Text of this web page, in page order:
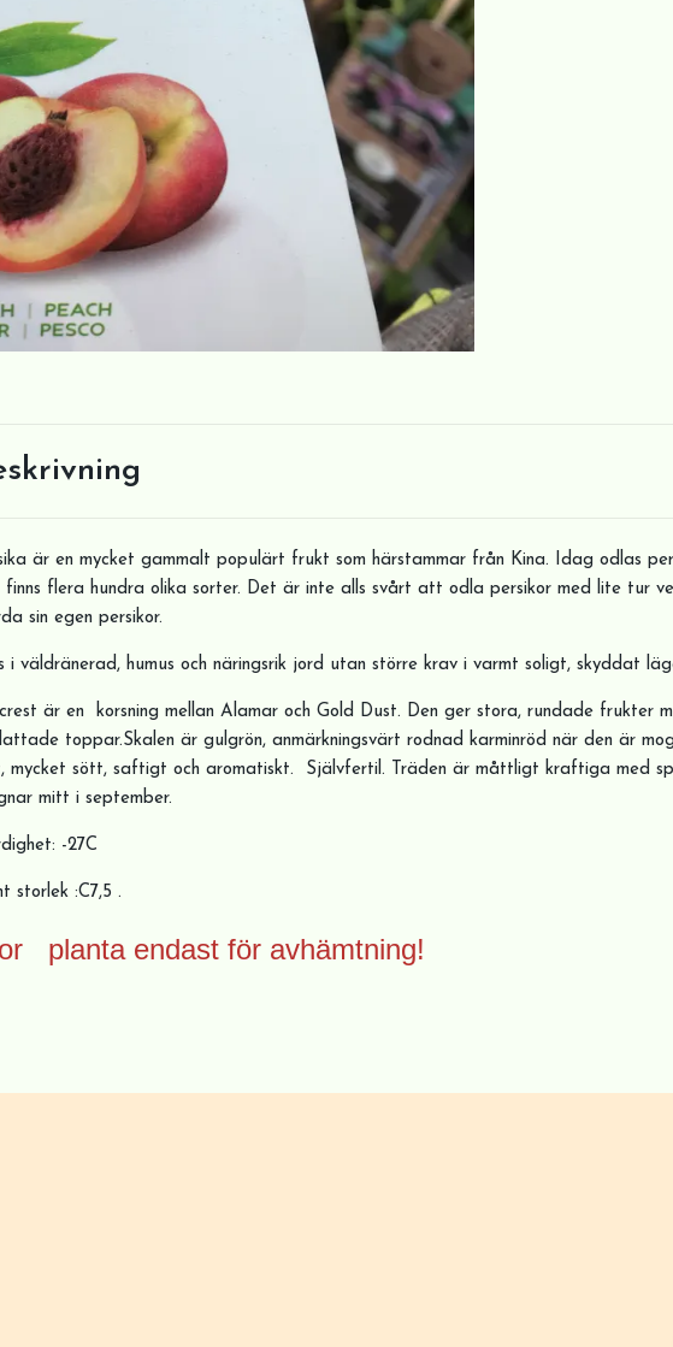
är en mycket gammalt populärt frukt som härstammar från Kina. Idag odlas
finns flera hundra olika sorter. Det är inte alls svårt att odla persikor med lite tur
sin egen persikor.
i väldränerad, humus och näringsrik jord utan större krav i varmt soligt, skyddat
är en korsning mellan Alamar och Gold Dust. Den ger stora, rundade frukter
toppar.Skalen är gulgrön, anmärkningsvärt rodnad karminröd när den är
mycket sött, saftigt och aromatiskt. Självfertil. Träden är måttligt kraftiga med
mitt i september.
-27C
storlek :C7,5 .
planta endast för avhämtning!